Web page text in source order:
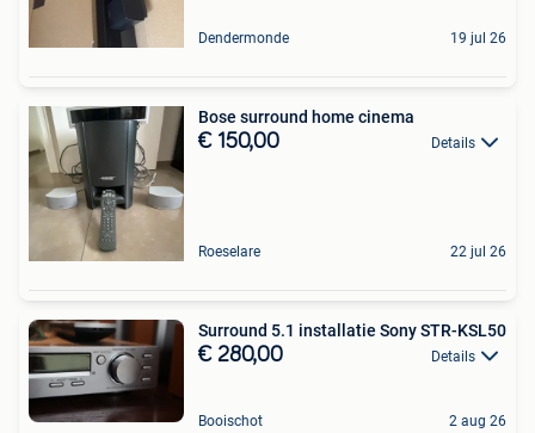
Dendermonde 19 jul 26
Bose surround home cinema
€ 150,00 Details
Roeselare 22 jul 26
Surround 5.1 installatie Sony STR-KSL50
€ 280,00 Details
Booischot 2 aug 26